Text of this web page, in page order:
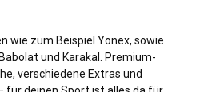
wie zum Beispiel Yonex, sowie
und Karakal. Premium-
verschiedene Extras und